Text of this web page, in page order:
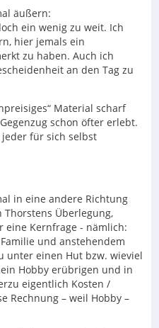
äußern:
ein wenig zu weit. Ich
hier jemals ein
zu haben. Auch ich
an den Tag zu
Material scharf
schon öfter erlebt.
für sich selbst
in eine andere Richtung
Thorstens Überlegung,
Kernfrage - nämlich:
und anstehendem
unter einen Hut bzw. wieviel
Hobby erübrigen und in
eigentlich Kosten /
Rechnung – weil Hobby –